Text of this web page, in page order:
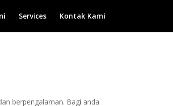
Services Kontak Kami
berpengalaman. Bagi anda